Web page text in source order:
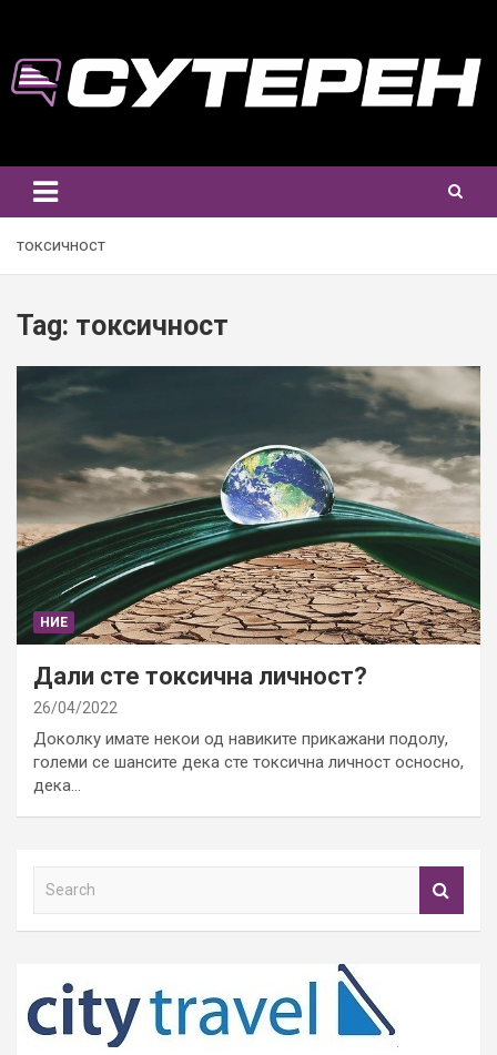
content
токсичност
Tag: токсичност
НИЕ
Дали сте токсична личност?
26/04/2022
Доколку имате некои од навиките прикажани подолу,
големи се шансите дека сте токсична личност осносно,
дека…
h